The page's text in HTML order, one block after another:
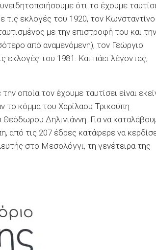
ότι το έχουμε
τις εκλογές του 1920, τον Κωνσταντίνο
με την επιστροφή του και την
από αναμενόμενη), τον Γεώργιο
εκλογές του 1981. Και πάει λέγοντας,
οποία τον έχουμε ταυτίσει είναι
το κόμμα του Χαρίλαου Τρικούπη
Δηλιγιάννη. Για να
από τις 207 έδρες κατάφερε να
στο Μεσολόγγι, τη γενέτειρα της